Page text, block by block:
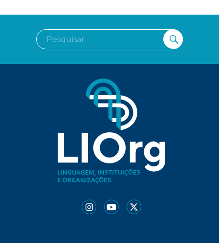
Pesquisar
por: